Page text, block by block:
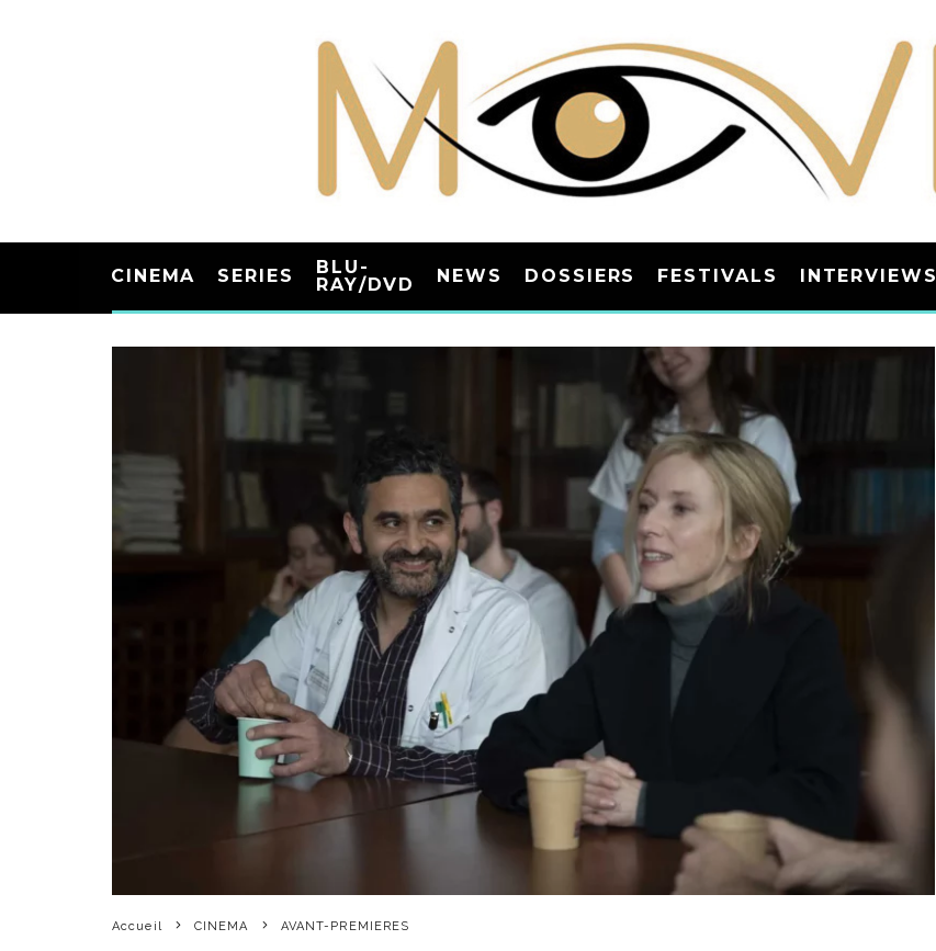
CINEMA SERIES
BLU-
RAY/DVD
NEWS DOSSIERS FESTIVALS INTERVIEWS
Accueil CINEMA AVANT-PREMIERES